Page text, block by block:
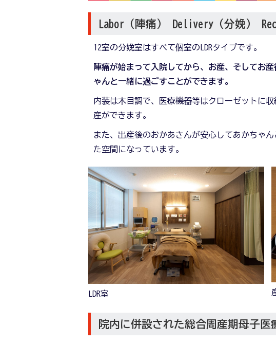
Labor（陣痛） Delivery（分娩）
12室の分娩室はすべて個室のLDRタイプです。
陣痛が始まって入院してから、お産、そしてお
ゃんと一緒に過ごすことができます。
内装は木目調で、医療機器等はクローゼットに
産ができます。
また、出産後のおかあさんが安心してあかちゃ
た空間になっています。
LDR室
院内に併設された総合周産期母子医